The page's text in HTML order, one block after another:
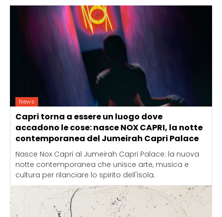
News
Capri torna a essere un luogo dove
accadono le cose: nasce NOX CAPRI, la notte
contemporanea del Jumeirah Capri Palace
Nasce Nox Capri al Jumeirah Capri Palace: la nuova
notte contemporanea che unisce arte, musica e
cultura per rilanciare lo spirito dell'isola.